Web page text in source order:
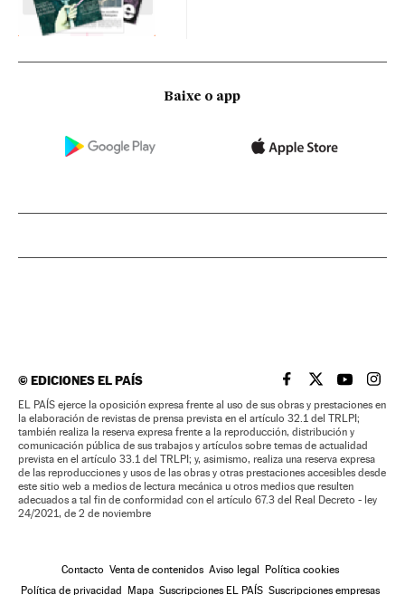
Baixe o app
©EDICIONES EL PAÍS EL PAÍS BRASIL EN
EL PAÍSEL PAÍS
EL
EL PAÍS ejerce la oposición expresa frente al uso de sus obras y prestaciones en
la elaboración de revistas de prensa prevista en el artículo 32.1 del TRLPI;
también realiza la reserva expresa frente a la reproducción, distribución y
comunicación pública de sus trabajos y artículos sobre temas de actualidad
prevista en el artículo 33.1 del TRLPI; y, asimismo, realiza una reserva expresa
de las reproducciones y usos de las obras y otras prestaciones accesibles desde
este sitio web a medios de lectura mecánica u otros medios que resulten
adecuados a tal fin de conformidad con el artículo 67.3 del Real Decreto - ley
24/2021, de 2 de noviembre
Contacto Venta de contenidos Aviso legal
Política cookies
Política de privacidad
Mapa Suscripciones EL PAÍS Suscripciones empresas